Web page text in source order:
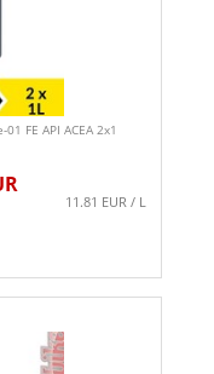
FE API ACEA 2x1
11.81 EUR / L